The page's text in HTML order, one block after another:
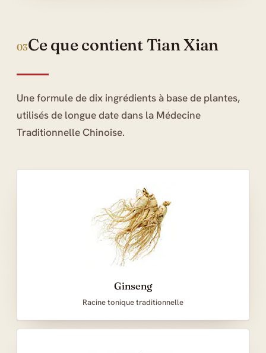
03Ce que contient Tian Xian
Une formule de dix ingrédients à base de plantes,
utilisés de longue date dans la Médecine
Traditionnelle Chinoise.
Ginseng
Racine tonique traditionnelle